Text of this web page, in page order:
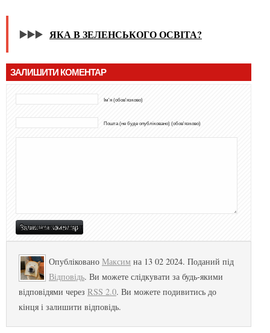
▶️▶️▶️ ЯКА В ЗЕЛЕНСЬКОГО ОСВІТА?
ЗАЛИШИТИ КОМЕНТАР
Ім'я (обов'язково)
Пошта (не буде опубліковано) (обов'язково)
Опубліковано Максим на 13 02 2024. Поданий під
Відповідь. Ви можете слідкувати за будь-якими
відповідями через RSS 2.0. Ви можете подивитись до
кінця і залишити відповідь.